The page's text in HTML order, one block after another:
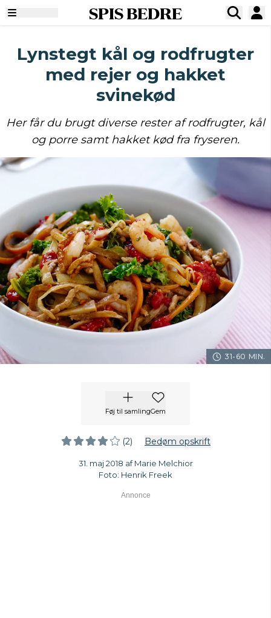
SPIS BEDRE
Lynstegt kål og rodfrugter
med rejer og hakket
svinekød
Her får du brugt diverse rester af rodfrugter, kål
og porre samt hakket kød fra fryseren.
31-60 MIN.
Føj til samlingGem
(2) Bedøm opskrift
31. maj 2018 af Marie Melchior
Foto: Henrik Freek